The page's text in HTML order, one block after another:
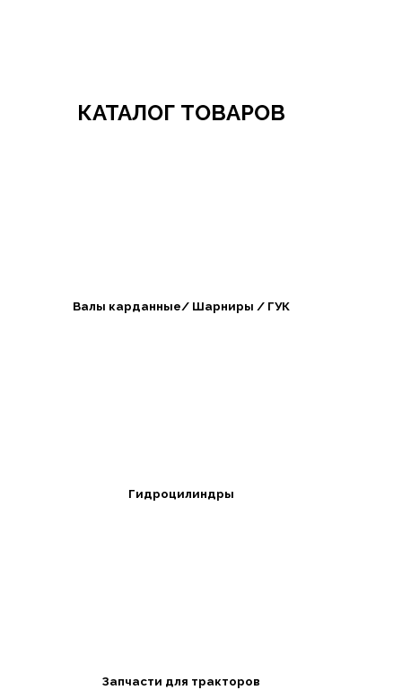
КАТАЛОГ ТОВАРОВ
Валы карданные/ Шарниры / ГУК
Гидроцилиндры
Запчасти для тракторов